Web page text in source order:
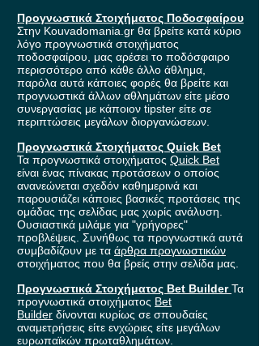
Προγνωστικά Στοιχήματος Ποδοσφαίρου
Στην Kouvadomania.gr θα βρείτε κατά κύριο
λόγο προγνωστικά στοιχήματος
ποδοσφαίρου, μας αρέσει το ποδόσφαιρο
περισσότερο από κάθε άλλο άθλημα,
παρόλα αυτά κάποιες φορές θα βρείτε και
προγνωστικά άλλων αθλημάτων είτε μέσο
συνεργασίας με κάποιον tipster είτε σε
περιπτώσεις μεγάλων διοργανώσεων.
Προγνωστικά Στοιχήματος Quick Bet
Τα προγνωστικά στοιχήματος Quick Bet
είναι ένας πίνακας προτάσεων ο οποίος
ανανεώνεται σχεδόν καθημερινά και
παρουσιάζει κάποιες βασικές προτάσεις της
ομάδας της σελίδας μας χωρίς ανάλυση.
Ουσιαστικά μιλάμε για "γρήγορες"
προβλέψεις. Συνήθως τα προγνωστικά αυτά
συμβαδίζουν με τα άρθρα προγνωστικών
στοιχήματος που θα βρείς στην σελίδα μας.
Προγνωστικά Στοιχήματος Bet BuilderΤα
προγνωστικά στοιχήματος Bet
Builder δίνονται κυρίως σε σπουδαίες
αναμετρήσεις είτε ενχώριες είτε μεγάλων
ευρωπαϊκών πρωταθλημάτων.